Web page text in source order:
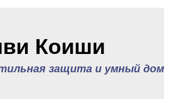
Коиши
защита и умный дом